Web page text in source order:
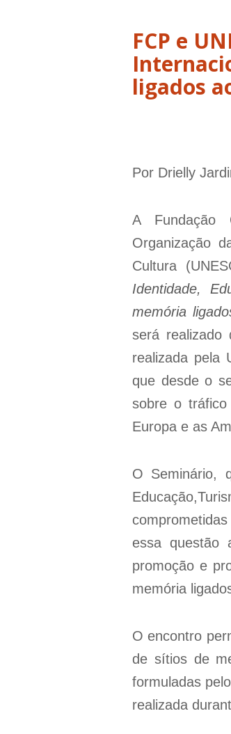
FCP e
ligados
Por Drielly
A Fundação
Organização
Cultura
Identidade,
memória
será
realizada pela
que desde o
sobre o
Europa e as
O Seminário,
essa questão
promoção e
memória
O encontro
de sítios de
formuladas
realizada